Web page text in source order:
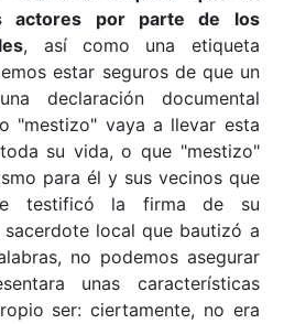
actores por parte de los
, así como una etiqueta
estar seguros de que un
declaración documental
"mestizo" vaya a llevar esta
su vida, o que "mestizo"
para él y sus vecinos que
testificó la firma de su
local que bautizó a
no podemos asegurar
unas características
ser: ciertamente, no era